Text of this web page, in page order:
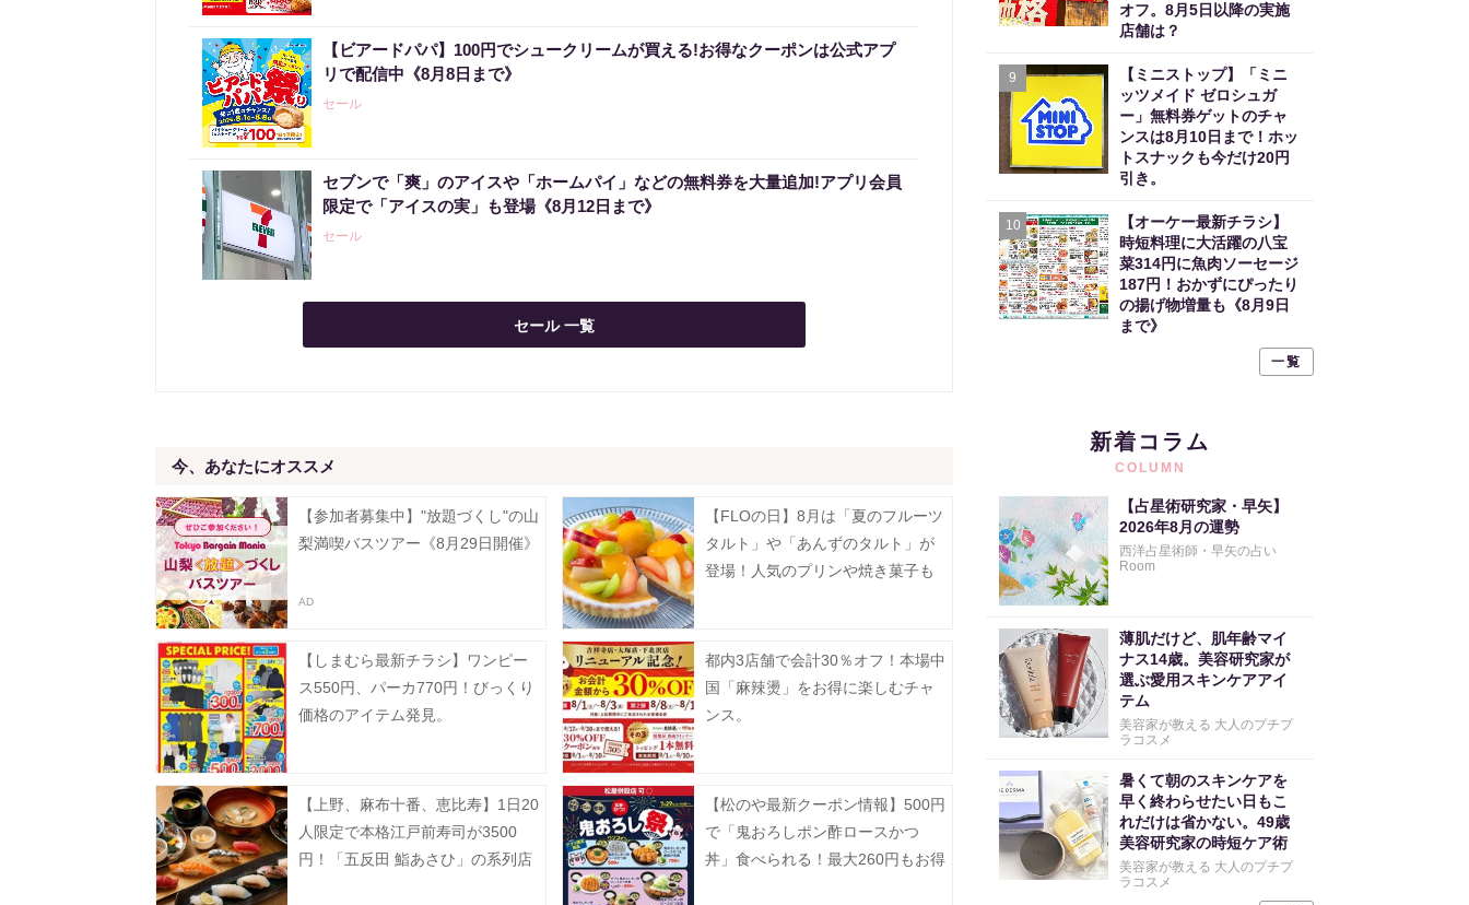
【ビアードパパ】100円でシュークリームが買える!お得なクーポンは公式アプ
リで配信中《8月8日まで》
セール
セブンで「爽」のアイスや「ホームパイ」などの無料券を大量追加!アプリ会員
限定で「アイスの実」も登場《8月12日まで》
セール
セール 一覧
今、あなたにオススメ
【参加者募集中】"放題づくし"の山
梨満喫バスツアー《8月29日開催》
【FLOの日】8月は「夏のフルーツ
タルト」や「あんずのタルト」が
登場！人気のプリンや焼き菓子も
【しまむら最新チラシ】ワンピー
ス550円、パーカ770円！びっくり
価格のアイテム発見。
都内3店舗で会計30％オフ！本場中
国「麻辣燙」をお得に楽しむチャ
ンス。
【上野、麻布十番、恵比寿】1日20
人限定で本格江戸前寿司が3500
円！「五反田 鮨あさひ」の系列店
【松のや最新クーポン情報】500円
で「鬼おろしポン酢ロースかつ
丼」食べられる！最大260円もお得
オフ。8月5日以降の実施
店舗は？
9
【ミニストップ】「ミニ
ッツメイド ゼロシュガ
ー」無料券ゲットのチャ
ンスは8月10日まで！ホッ
トスナックも今だけ20円
引き。
10
【オーケー最新チラシ】
時短料理に大活躍の八宝
菜314円に魚肉ソーセージ
187円！おかずにぴったり
の揚げ物増量も《8月9日
まで》
一覧
新着コラム
COLUMN
【占星術研究家・早矢】
2026年8月の運勢
西洋占星術師・早矢の占い
Room
薄肌だけど、肌年齢マイ
ナス14歳。美容研究家が
選ぶ愛用スキンケアアイ
テム
美容家が教える 大人のプチプ
ラコスメ
暑くて朝のスキンケアを
早く終わらせたい日もこ
れだけは省かない。49歳
美容研究家の時短ケア術
美容家が教える 大人のプチプ
ラコスメ